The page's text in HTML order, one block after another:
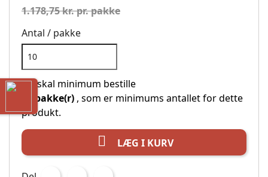
1.178,75 kr. pr. pakke
Antal / pakke
Du skal minimum bestille
10 pakke(r) , som er minimums antallet for dette
produkt.
 LÆG I KURV